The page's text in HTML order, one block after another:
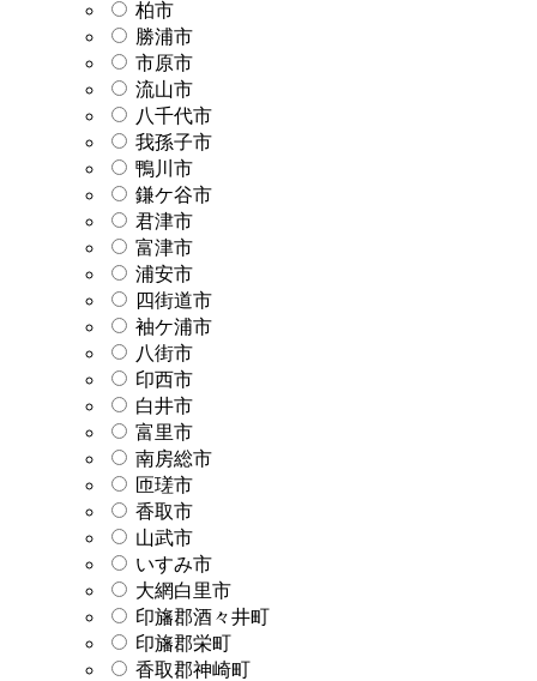
柏市
勝浦市
市原市
流山市
八千代市
我孫子市
鴨川市
鎌ケ谷市
君津市
富津市
浦安市
四街道市
袖ケ浦市
八街市
印西市
白井市
富里市
南房総市
匝瑳市
香取市
山武市
いすみ市
大網白里市
印旛郡酒々井町
印旛郡栄町
香取郡神崎町